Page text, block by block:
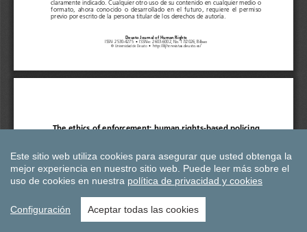
Este sitio web utiliza cookies para asegurar que usted obtenga la
mejor experiencia en nuestro sitio web. Puede leer más sobre el
uso de cookies en nuestra política de privacidad y cookies
Configuración Aceptar todas las cookies